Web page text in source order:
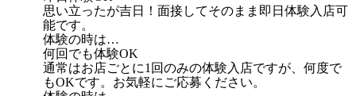
思い立ったが吉日！面接してそのまま即日体験入店可
能です。
体験の時は…
何回でも体験OK
通常はお店ごとに1回のみの体験入店ですが、何度で
もOKです。お気軽にご応募ください。